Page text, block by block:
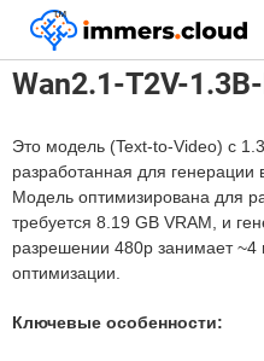
™
Главная Модели Wan2.1-T2V-
Wan2.1-T2V-
Это модель (Text-to-Video) с
разработанная для генерации
Модель оптимизирована для
требуется 8.19 GB VRAM, и
разрешении 480p занимает
оптимизации.
Ключевые особенности: